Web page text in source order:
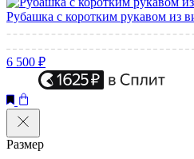
Рубашка с коротким рукавом из
6 500 ₽
Размер